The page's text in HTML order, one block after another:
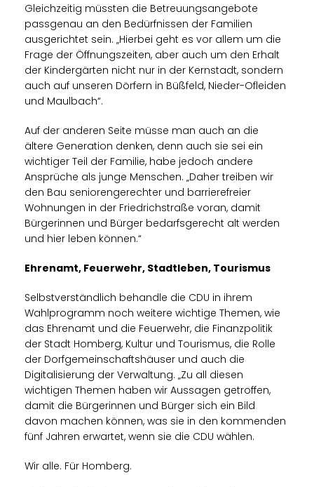
Gleichzeitig müssten die Betreuungsangebote
passgenau an den Bedürfnissen der Familien
ausgerichtet sein. „Hierbei geht es vor allem um die
Frage der Öffnungszeiten, aber auch um den Erhalt
der Kindergärten nicht nur in der Kernstadt, sondern
auch auf unseren Dörfern in Büßfeld, Nieder-Ofleiden
und Maulbach“.
Auf der anderen Seite müsse man auch an die
ältere Generation denken, denn auch sie sei ein
wichtiger Teil der Familie, habe jedoch andere
Ansprüche als junge Menschen. „Daher treiben wir
den Bau seniorengerechter und barrierefreier
Wohnungen in der Friedrichstraße voran, damit
Bürgerinnen und Bürger bedarfsgerecht alt werden
und hier leben können.“
Ehrenamt, Feuerwehr, Stadtleben, Tourismus
Selbstverständlich behandle die CDU in ihrem
Wahlprogramm noch weitere wichtige Themen, wie
das Ehrenamt und die Feuerwehr, die Finanzpolitik
der Stadt Homberg, Kultur und Tourismus, die Rolle
der Dorfgemeinschaftshäuser und auch die
Digitalisierung der Verwaltung. „Zu all diesen
wichtigen Themen haben wir Aussagen getroffen,
damit die Bürgerinnen und Bürger sich ein Bild
davon machen können, was sie in den kommenden
fünf Jahren erwartet, wenn sie die CDU wählen.
Wir alle. Für Homberg.